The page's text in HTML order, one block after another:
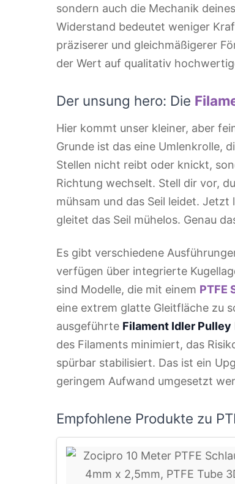
sondern auch die Mechanik
Widerstand bedeutet weniger
präziserer und gleichmäßigerer
der Wert auf qualitativ
Der unsung hero: Die
Hier kommt unser kleiner, aber
Grunde ist das eine Umlenkrolle,
Stellen nicht reibt oder knickt,
Richtung wechselt. Stell dir vor,
mühsam und das Seil leidet.
gleitet das Seil mühelos. Genau
Es gibt verschiedene
verfügen über integrierte
sind Modelle, die mit einem PTFE
eine extrem glatte Gleitfläche zu
ausgeführte Filament Idler Pulley
des Filaments minimiert, das
spürbar stabilisiert. Das ist ein
geringem Aufwand umgesetzt
Empfohlene Produkte zu